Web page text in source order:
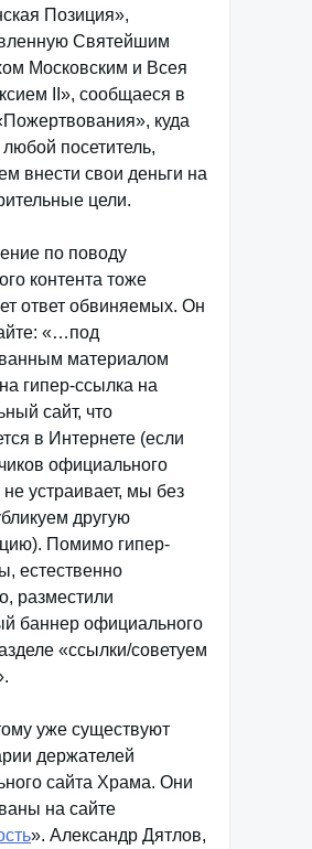
Позиция»,
Святейшим
Московским и Всея
II», сообщаеся в
куда
посетитель,
внести свои деньги на
цели.
по поводу
контента тоже
ответ обвиняемых. Он
«…под
материалом
гипер-ссылка на
сайт, что
в Интернете (если
официального
не устраивает, мы без
другую
Помимо гипер-
естественно
разместили
баннер официального
«ссылки/советуем
уже существуют
держателей
сайта Храма. Они
на сайте
». Александр Дятлов,